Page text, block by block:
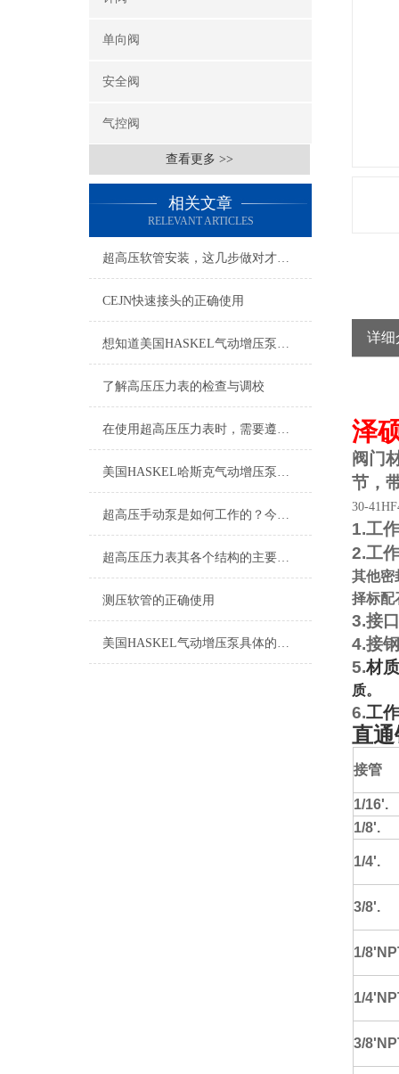
单向阀
安全阀
气控阀
查看更多 >>
相关文章
RELEVANT ARTICLES
超高压软管安装，这几步做对才稳！实操方法一文说透
CEJN快速接头的正确使用
想知道美国HASKEL气动增压泵特点及应用的看这里！
了解高压压力表的检查与调校
在使用超高压压力表时，需要遵守以下注意事项
美国HASKEL哈斯克气动增压泵选型表
超高压手动泵是如何工作的？今日小编娓娓道来
超高压压力表其各个结构的主要分析如下
测压软管的正确使用
美国HASKEL气动增压泵具体的使用，请参考以下步骤
详细
泽
阀门
节，
30-
1.工
2.工
其他密
择标配
3.接
4.接
5.材
质。
6.工
直
接管
1/16'.
1/8'.
1/4'.
3/8'.
1/
1/
3/